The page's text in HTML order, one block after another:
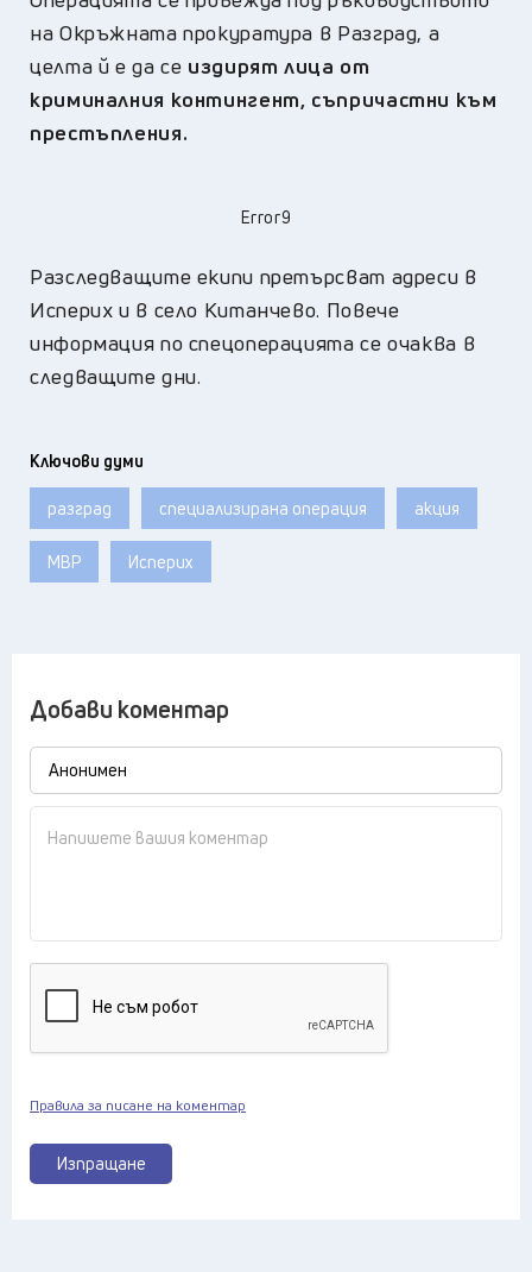
на Окръжната прокуратура в Разград, а
целта й е да се издирят лица от
криминалния контингент, съпричастни към
престъпления.
Error9
Разследващите екипи претърсват адреси в
Исперих и в село Китанчево. Повече
информация по спецоперацията се очаква в
следващите дни.
Ключови думи
разград специализирана операция акция
МВР Исперих
Добави коментар
Изпращане
Правила за писане на коментар